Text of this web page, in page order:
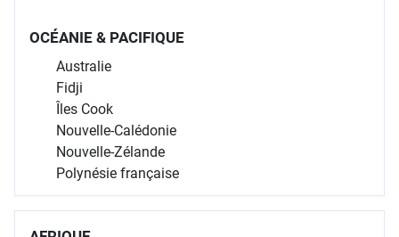
OCÉANIE & PACIFIQUE
Australie
Fidji
Îles Cook
Nouvelle-Calédonie
Nouvelle-Zélande
Polynésie française